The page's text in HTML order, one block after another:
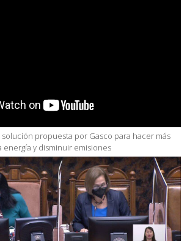
solución propuesta por Gasco para hacer más
y disminuir emisiones